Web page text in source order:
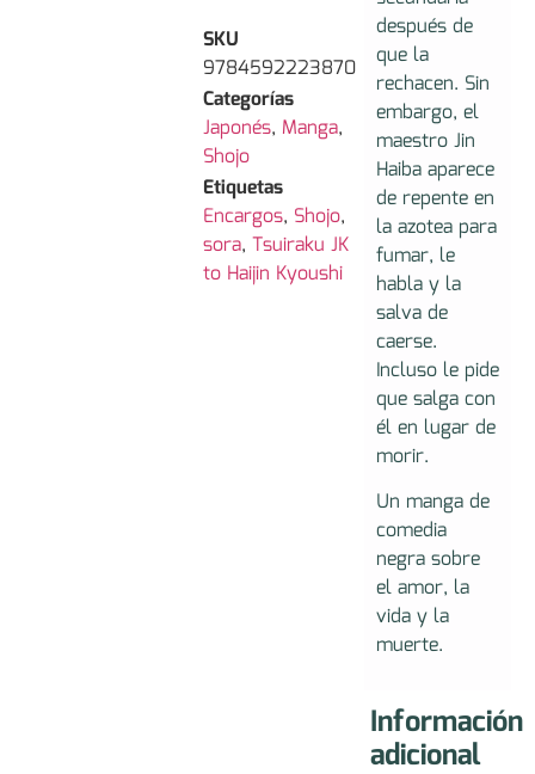
SKU
9784592223870
Categorías
Japonés, Manga,
Shojo
Etiquetas
Encargos, Shojo,
sora,Tsuiraku JK
to Haijin Kyoushi
después de
que la
rechacen. Sin
embargo, el
maestro Jin
Haiba aparece
de repente en
la azotea para
fumar, le
habla y la
salva de
caerse.
Incluso le pide
que salga con
él en lugar de
morir.
Un manga de
comedia
negra sobre
el amor, la
vida y la
muerte.
Información
adicional